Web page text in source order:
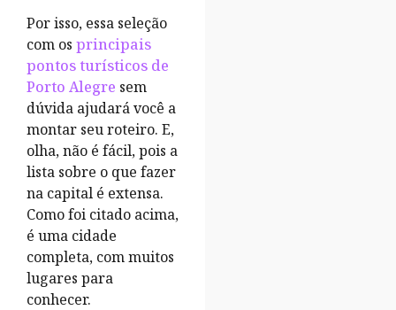
Por isso, essa seleção
com os principais
pontos turísticos de
Porto Alegre sem
dúvida ajudará você a
montar seu roteiro. E,
olha, não é fácil, pois a
lista sobre o que fazer
na capital é extensa.
Como foi citado acima,
é uma cidade
completa, com muitos
lugares para
conhecer.